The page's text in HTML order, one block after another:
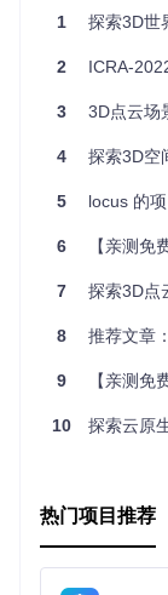
或进行二次开
：不
感器数据的应
高质量 ：所
如果你正在寻
者希望了解这一
d-place-
实践者，它都
启你的点云之旅
1 探索3D世
2 ICRA-
3 3D点云场
4 探索3D空间的
5 locus 的
6 【亲测免费
7 探索3D点
8 推荐文章：
9 【亲测免费
10 探索云原生
热门项目推荐